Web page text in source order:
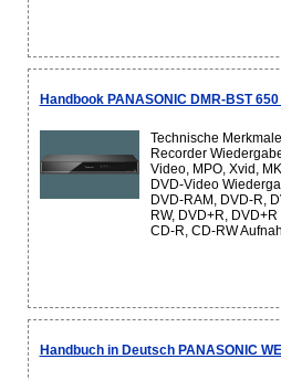
Handbook PANASONIC DMR-BST 650
Technische
Recorder
Video, MPO, Xvid,
DVD-Video
DVD-RAM, DVD-R,
RW, DVD+R,
CD-R, CD-RW
Handbuch in Deutsch PANASONIC